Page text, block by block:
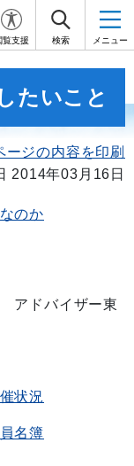
覧支援 検索 メニュー
たいこと
ージの内容を印刷
2014年03月16日
のか
アドバイザー東
状況
名簿